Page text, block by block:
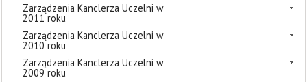
Zarządzenia Kanclerza Uczelni w
2011 roku
Zarządzenia Kanclerza Uczelni w
2010 roku
Zarządzenia Kanclerza Uczelni w
2009 roku